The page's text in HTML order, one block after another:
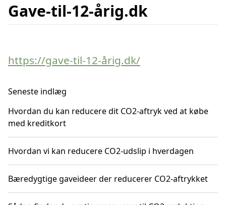
Gave-til-12-årig.dk
https://gave-til-12-årig.dk/
Seneste indlæg
Hvordan du kan reducere dit CO2-aftryk ved at købe
med kreditkort
Hvordan vi kan reducere CO2-udslip i hverdagen
Bæredygtige gaveideer der reducerer CO2-aftrykket